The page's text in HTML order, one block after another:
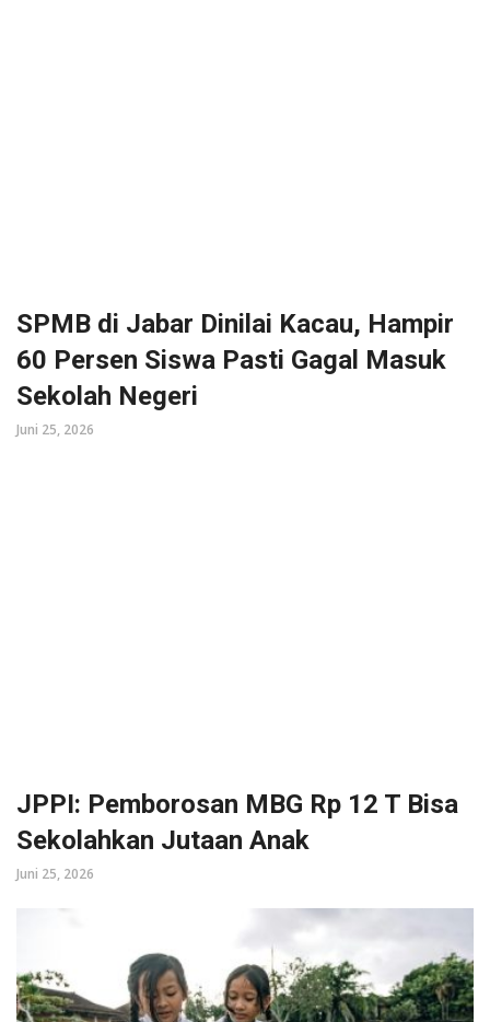
SPMB di Jabar Dinilai Kacau, Hampir
60 Persen Siswa Pasti Gagal Masuk
Sekolah Negeri
Juni 25, 2026
JPPI: Pemborosan MBG Rp 12 T Bisa
Sekolahkan Jutaan Anak
Juni 25, 2026